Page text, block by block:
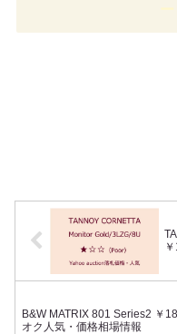
B&W MATRIX 801 Series2 ￥
オク人気・価格相場情報